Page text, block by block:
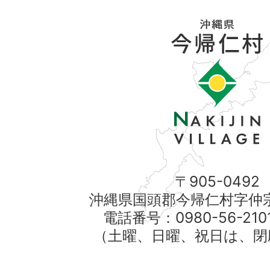
〒905-0492
沖縄県国頭郡今帰仁村字仲
電話番号：0980-56-
（土曜、日曜、祝日は、